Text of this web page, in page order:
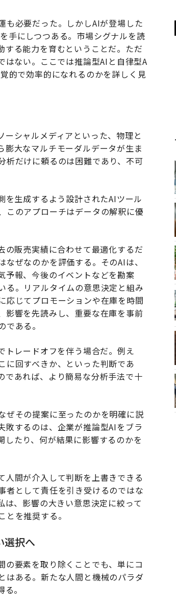
も必要だった。しかしAIが登場した
手にしつつある。市場シグナルを読
する能力を育むということだ。ただ
はない。ここでは推論型AIと自律型A
的で効率的になれるのかを詳しく見
シャルメディアといった、物理と
大なマルチモーダルデータが生ま
析だけに頼るのは困難であり、不可
生成するよう設計されたAIツール
のアプローチはデータの解釈に優
の販売実績に合わせて最適化するだ
なぜなのかを評価する。そのAIは、
予報、今後のイベントなどを勘案
る。リアルタイムの意思決定と組み
応じてプロモーションや在庫を時間
影響を先読みし、重要な在庫を事前
ある。
トレードオフを伴う場合だ。例え
に回すべきか、といった判断であ
であれば、より簡易な分析手法で十
ぜその提案に至ったのかを明確に説
敗するのは、企業が推論型AIをブラ
たり、何が結果に影響するのかを
人間が介入して判断を上書きできる
者として責任を引き受けるのではな
は、影響の大きい意思決定に絞って
を推奨する。
選択へ
の要素を取り除くことでも、単にコ
はある。新たな人間と機械のパラダ
。